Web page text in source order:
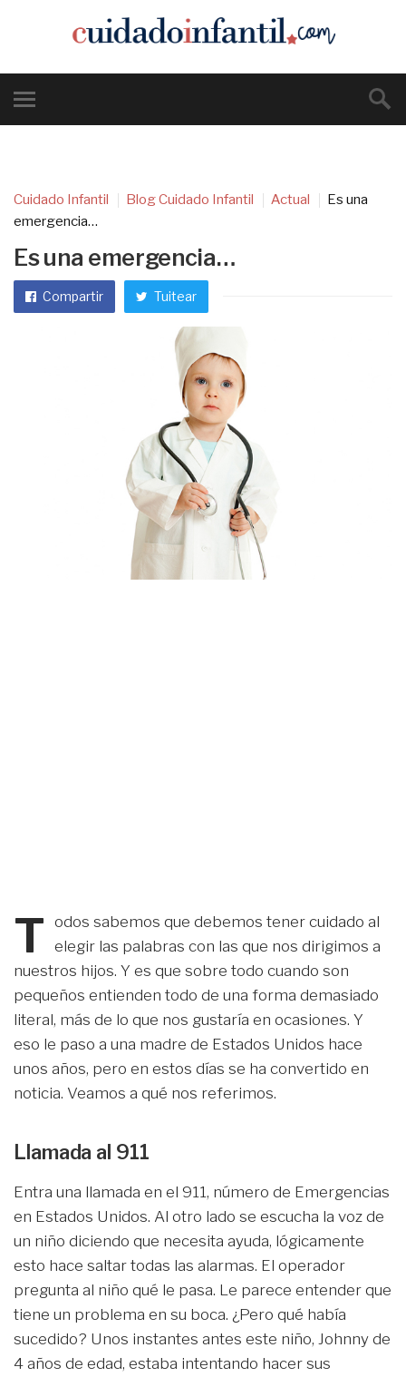
Cuidado Infantil Blog Cuidado Infantil Actual
Es una
emergencia…
Es una emergencia…
Compartir Tuitear
T
odos sabemos que debemos tener cuidado al
elegir las palabras con las que nos dirigimos a
nuestros hijos. Y es que sobre todo cuando son
pequeños entienden todo de una forma demasiado
literal, más de lo que nos gustaría en ocasiones. Y
eso le paso a una madre de Estados Unidos hace
unos años, pero en estos días se ha convertido en
noticia. Veamos a qué nos referimos.
Llamada al 911
Entra una llamada en el 911, número de Emergencias
en Estados Unidos. Al otro lado se escucha la voz de
un niño diciendo que necesita ayuda, lógicamente
esto hace saltar todas las alarmas. El operador
pregunta al niño qué le pasa. Le parece entender que
tiene un problema en su boca. ¿Pero qué había
sucedido? Unos instantes antes este niño, Johnny de
4 años de edad, estaba intentando hacer sus